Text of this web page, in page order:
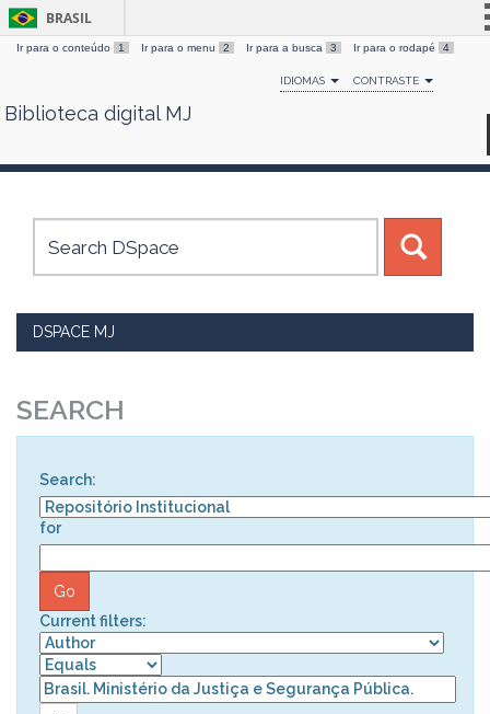
Skip
BRASIL
Simplifique!
Comunica BR
Canais
Ir para o conteúdo 1 Ir para o menu 2 Ir para a busca 3 Ir para o rodapé 4
IDIOMAS CONTRASTE
Biblioteca digital MJ
DSPACE MJ
SEARCH
Search:
for
Current filters: